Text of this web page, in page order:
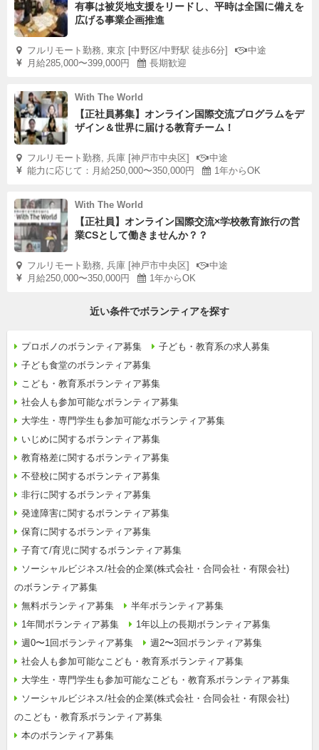
有事は被災地支援をリードし、平時は全国に備えを
広げる事業企画推進
フルリモート勤務, 東京 [中野区/中野駅 徒歩6分]
中途
月給285,000〜399,000円
長期歓迎
With The World
【正社員募集】オンライン国際交流プログラムをデ
ザイン＆世界に届ける教育チーム！
フルリモート勤務, 兵庫 [神戸市中央区]
中途
能力に応じて：月給250,000〜350,000円
1年からOK
With The World
【正社員】オンライン国際交流×学校教育旅行の営
業CSとして働きませんか？？
フルリモート勤務, 兵庫 [神戸市中央区]
中途
月給250,000〜350,000円
1年からOK
近い条件でボランティアを探す
プロボノのボランティア募集
子ども・教育系の求人募集
子ども食堂のボランティア募集
こども・教育系ボランティア募集
社会人も参加可能なボランティア募集
大学生・専門学生も参加可能なボランティア募集
いじめに関するボランティア募集
教育格差に関するボランティア募集
不登校に関するボランティア募集
非行に関するボランティア募集
発達障害に関するボランティア募集
保育に関するボランティア募集
子育て/育児に関するボランティア募集
ソーシャルビジネス/社会的企業(株式会社・合同会社・有限会社)
のボランティア募集
無料ボランティア募集
半年ボランティア募集
1年間ボランティア募集
1年以上の長期ボランティア募集
週0〜1回ボランティア募集
週2〜3回ボランティア募集
社会人も参加可能なこども・教育系ボランティア募集
大学生・専門学生も参加可能なこども・教育系ボランティア募集
ソーシャルビジネス/社会的企業(株式会社・合同会社・有限会社)
のこども・教育系ボランティア募集
本のボランティア募集